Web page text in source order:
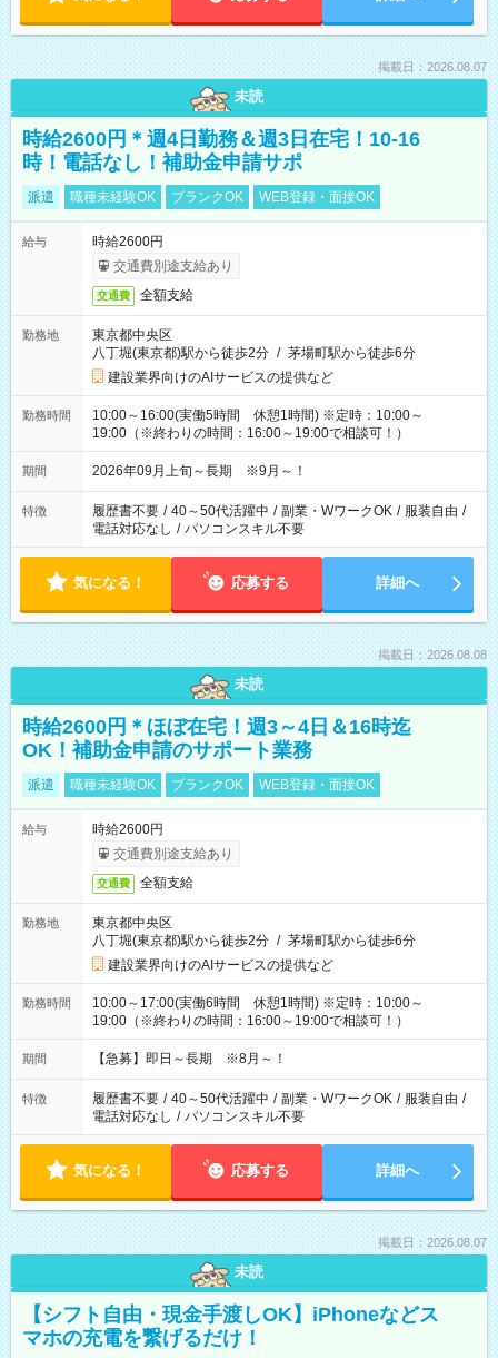
掲載日：2026.08.07
未読
時給2600円＊週4日勤務＆週3日在宅！10-16
時！電話なし！補助金申請サポ
派遣 職種未経験OK ブランクOK WEB登録・面接OK
給与
時給2600円
交通費別途支給あり
交通費 全額支給
勤務地
東京都中央区
八丁堀(東京都)駅から徒歩2分 / 茅場町駅から徒歩6分
建設業界向けのAIサービスの提供など
勤務時間
10:00～16:00(実働5時間 休憩1時間) ※定時：10:00～
19:00（※終わりの時間：16:00～19:00で相談可！）
期間 2026年09月上旬～長期 ※9月～！
特徴 履歴書不要 / 40～50代活躍中 / 副業・WワークOK / 服装自由 /
電話対応なし / パソコンスキル不要
気になる！ 応募する 詳細へ
掲載日：2026.08.08
未読
時給2600円＊ほぼ在宅！週3～4日＆16時迄
OK！補助金申請のサポート業務
派遣 職種未経験OK ブランクOK WEB登録・面接OK
給与
時給2600円
交通費別途支給あり
交通費 全額支給
勤務地
東京都中央区
八丁堀(東京都)駅から徒歩2分 / 茅場町駅から徒歩6分
建設業界向けのAIサービスの提供など
勤務時間
10:00～17:00(実働6時間 休憩1時間) ※定時：10:00～
19:00（※終わりの時間：16:00～19:00で相談可！）
期間 【急募】即日～長期 ※8月～！
特徴 履歴書不要 / 40～50代活躍中 / 副業・WワークOK / 服装自由 /
電話対応なし / パソコンスキル不要
気になる！ 応募する 詳細へ
掲載日：2026.08.07
未読
【シフト自由・現金手渡しOK】iPhoneなどス
マホの充電を繋げるだけ！